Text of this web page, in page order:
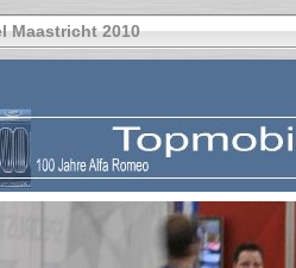
Maastricht 2010